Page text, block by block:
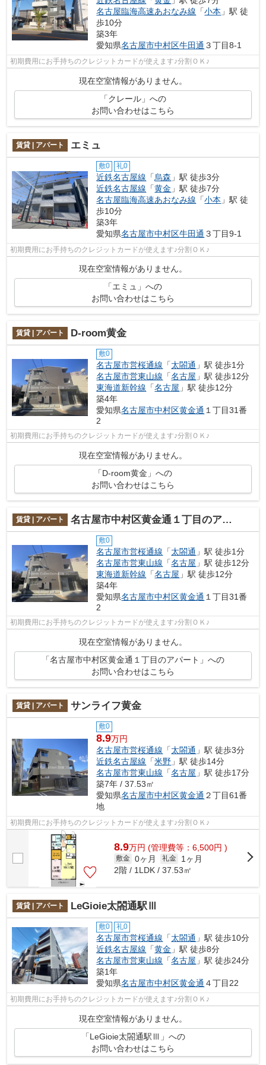
名古屋臨海高速あおなみ線 「小本 」駅 徒
歩10分
築3年
愛知県名古屋市中村区牛田通 ３丁目8-1
初期費用にお手持ちのクレジットカードが使えます♪分割ＯＫ♪
現在空室情報がありません。
「クレール」への
お問い合わせはこちら
賃貸 | アパート エミュ
敷0 礼0
近鉄名古屋線 「烏森 」駅 徒歩3分
近鉄名古屋線 「黄金 」駅 徒歩7分
名古屋臨海高速あおなみ線 「小本 」駅 徒
歩10分
築3年
愛知県名古屋市中村区牛田通 ３丁目9‐1
初期費用にお手持ちのクレジットカードが使えます♪分割ＯＫ♪
現在空室情報がありません。
「エミュ」への
お問い合わせはこちら
賃貸 | アパート D-room黄金
敷0
名古屋市営桜通線 「太閤通 」駅 徒歩1分
名古屋市営東山線 「名古屋 」駅 徒歩12分
東海道新幹線 「名古屋 」駅 徒歩12分
築4年
愛知県名古屋市中村区黄金通 １丁目31番
2
初期費用にお手持ちのクレジットカードが使えます♪分割ＯＫ♪
現在空室情報がありません。
「D-room黄金」への
お問い合わせはこちら
賃貸 | アパート 名古屋市中村区黄金通１丁目のアパート
敷0
名古屋市営桜通線 「太閤通 」駅 徒歩1分
名古屋市営東山線 「名古屋 」駅 徒歩12分
東海道新幹線 「名古屋 」駅 徒歩12分
築4年
愛知県名古屋市中村区黄金通 １丁目31番
2
初期費用にお手持ちのクレジットカードが使えます♪分割ＯＫ♪
現在空室情報がありません。
「名古屋市中村区黄金通１丁目のアパート」への
お問い合わせはこちら
賃貸 | アパート サンライフ黄金
敷0
8.9万円
名古屋市営桜通線 「太閤通 」駅 徒歩3分
近鉄名古屋線 「米野 」駅 徒歩14分
名古屋市営東山線 「名古屋 」駅 徒歩17分
築7年 / 37.53㎡
愛知県名古屋市中村区黄金通 ２丁目61番
地
初期費用にお手持ちのクレジットカードが使えます♪分割ＯＫ♪
8.9万円 (管理費等：6,500円 )
敷金 0ヶ月 礼金
1ヶ月
2階 / 1LDK / 37.53㎡
賃貸 | アパート LeGioie太閤通駅Ⅲ
敷0 礼0
名古屋市営桜通線 「太閤通 」駅 徒歩10分
近鉄名古屋線 「黄金 」駅 徒歩8分
名古屋市営東山線 「名古屋 」駅 徒歩24分
築1年
愛知県名古屋市中村区黄金通 ４丁目22
初期費用にお手持ちのクレジットカードが使えます♪分割ＯＫ♪
現在空室情報がありません。
「LeGioie太閤通駅Ⅲ」への
お問い合わせはこちら